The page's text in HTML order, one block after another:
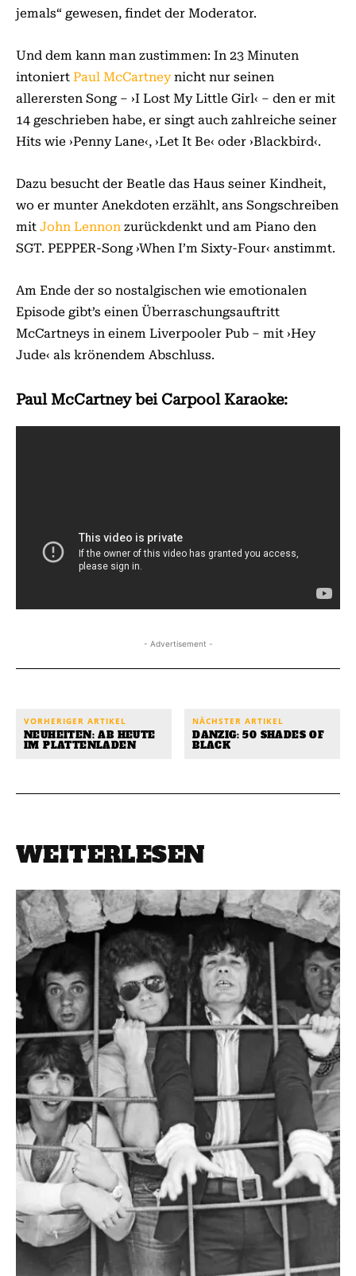
jemals“ gewesen, findet der Moderator.
Und dem kann man zustimmen: In 23 Minuten
intoniert Paul McCartneynicht nur seinen
allerersten Song – ›I Lost My Little Girl‹ – den er mit
14 geschrieben habe, er singt auch zahlreiche seiner
Hits wie ›Penny Lane‹, ›Let It Be‹ oder ›Blackbird‹.
Dazu besucht der Beatle das Haus seiner Kindheit,
wo er munter Anekdoten erzählt, ans Songschreiben
mit John Lennon zurückdenkt und am Piano den
SGT. PEPPER-Song ›When I’m Sixty-Four‹ anstimmt.
Am Ende der so nostalgischen wie emotionalen
Episode gibt’s einen Überraschungsauftritt
McCartneys in einem Liverpooler Pub – mit ›Hey
Jude‹ als krönendem Abschluss.
Paul McCartney bei Carpool Karaoke:
- Advertisement -
VORHERIGER ARTIKEL
NEUHEITEN: AB HEUTE
IM PLATTENLADEN
NÄCHSTER ARTIKEL
DANZIG: 50 SHADES OF
BLACK
WEITERLESEN